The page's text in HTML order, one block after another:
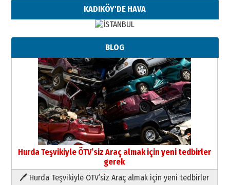
KADIKÖY'DE HAVA
BLOG
Hurda Teşvikiyle ÖTV’siz Araç almak için yeni tedbirler
gerek
🖊 Hurda Teşvikiyle ÖTV’siz Araç almak için yeni tedbirler